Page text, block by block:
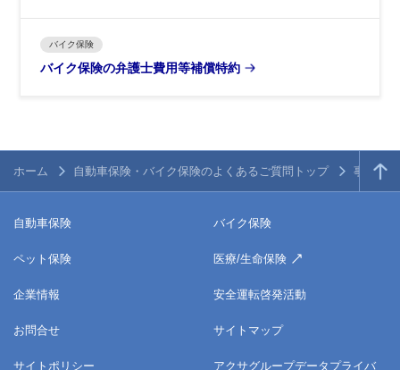
バイク保険
バイク保険の弁護士費用等補償特約
ホーム 自動車保険・バイク保険のよくあるご質問トップ 事故・
自動車保険 バイク保険
ペット保険 医療/生命保険
企業情報 安全運転啓発活動
お問合せ サイトマップ
サイトポリシー アクサグループデータプライバ